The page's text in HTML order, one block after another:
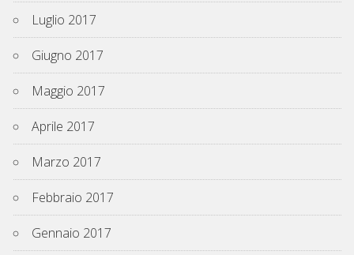
Luglio 2017
Giugno 2017
Maggio 2017
Aprile 2017
Marzo 2017
Febbraio 2017
Gennaio 2017